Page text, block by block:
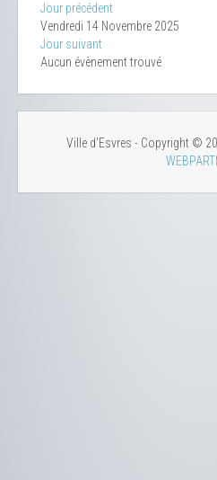
Jour précédent
Vendredi 14 Novembre 2025
Jour suivant
Aucun évènement trouvé
Ville d'Esvres - Copyright ©